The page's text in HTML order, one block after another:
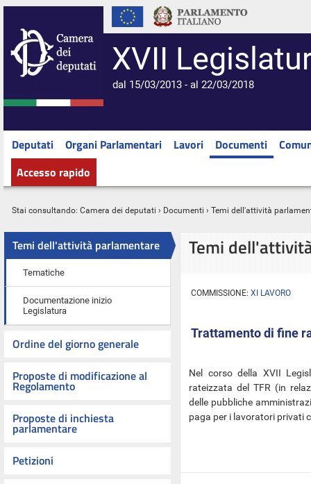
XVII
dal 15/03/2013 - al 22/03/2018
Deputati Organi Parlamentari Lavori Documenti
Accesso rapido
Stai consultando: Camera dei deputati › Documenti › Temi dell'attività
Temi dell'attività parlamentare
Tematiche
Documentazione inizio
Legislatura
Ordine del giorno generale
Proposte di modificazione al
Regolamento
Proposte di inchiesta
parlamentare
Petizioni
Temi
COMMISSIONE: XI LAVORO
Trattamento di fine
Nel corso della XVII
rateizzata del TFR (in
delle pubbliche
paga per i lavoratori privati